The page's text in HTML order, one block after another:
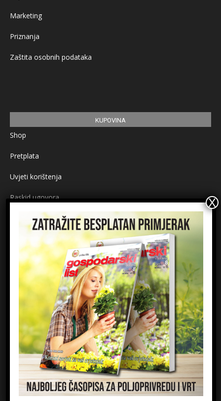
Marketing
Priznanja
Zaštita osobnih podataka
KUPOVINA
Shop
Pretplata
Uvjeti korištenja
Raskid ugovora
Načini plaćanja
Sigurnost plaćanja
Prijavite se na newsletter
Email